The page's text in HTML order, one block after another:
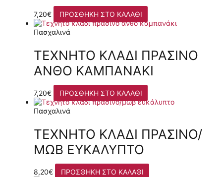
7,20€ ΠΡΟΣΘΉΚΗ ΣΤΟ ΚΑΛΆΘΙ
Πασχαλινά
ΤΕΧΝΗΤΌ ΚΛΑΔΊ ΠΡΆΣΙΝΟ
ΑΝΘΌ ΚΑΜΠΑΝΆΚΙ
7,20€ ΠΡΟΣΘΉΚΗ ΣΤΟ ΚΑΛΆΘΙ
Πασχαλινά
ΤΕΧΝΗΤΌ ΚΛΑΔΊ ΠΡΆΣΙΝΟ/
ΜΩΒ ΕΥΚΆΛΥΠΤΟ
8,20€ ΠΡΟΣΘΉΚΗ ΣΤΟ ΚΑΛΆΘΙ